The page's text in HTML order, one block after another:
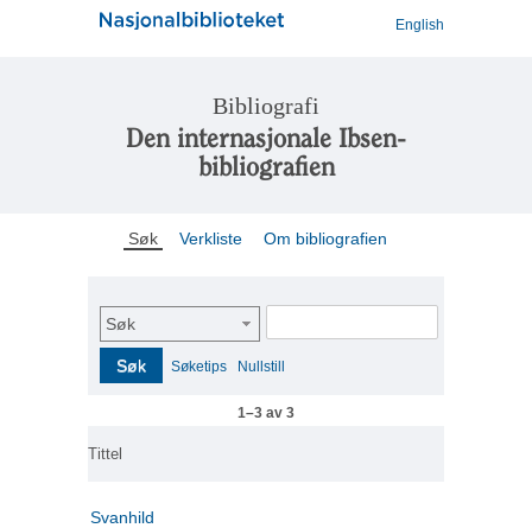
English
Bibliografi
Den internasjonale Ibsen-
bibliografien
Søk Verkliste Om bibliografien
Søk
Søk Søketips Nullstill
1–3 av 3
Tittel
Svanhild